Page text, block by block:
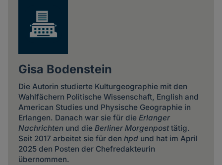
Gisa Bodenstein
Die Autorin studierte Kulturgeographie mit den
Wahlfächern Politische Wissenschaft, English and
American Studies und Physische Geographie in
Erlangen. Danach war sie für die Erlanger
Nachrichtenund die Berliner Morgenposttätig.
Seit 2017 arbeitet sie für den hpdund hat im April
2025 den Posten der Chefredakteurin
übernommen.